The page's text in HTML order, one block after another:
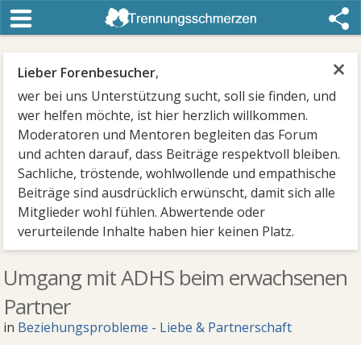
×
Lieber Forenbesucher,
wer bei uns Unterstützung sucht, soll sie finden, und
wer helfen möchte, ist hier herzlich willkommen.
Moderatoren und Mentoren begleiten das Forum
und achten darauf, dass Beiträge respektvoll bleiben.
Sachliche, tröstende, wohlwollende und empathische
Beiträge sind ausdrücklich erwünscht, damit sich alle
Mitglieder wohl fühlen. Abwertende oder
verurteilende Inhalte haben hier keinen Platz.
Umgang mit ADHS beim erwachsenen
Partner
in Beziehungsprobleme - Liebe & Partnerschaft